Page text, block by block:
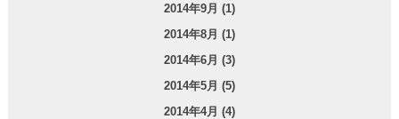
2014年9月 (1)
2014年8月 (1)
2014年6月 (3)
2014年5月 (5)
2014年4月 (4)